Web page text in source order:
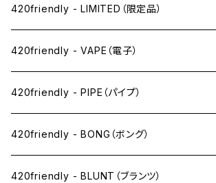
420friendly - LIMITED（限定品）
420friendly - VAPE（電子）
ペン下
ニコパフ系
ドライ系
420friendly - PIPE（パイプ）
420friendly - BONG（ボング）
420friendly - BLUNT（ブランツ）